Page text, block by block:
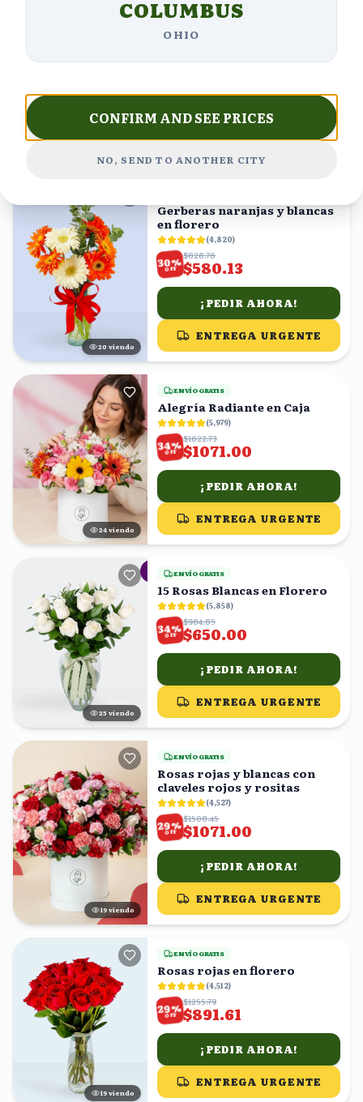
Arreglo de 12 Rosas Rojas en
19%
ENTREGA URGENTE
20 viendo
Gerberas naranjas y blancas
en florero
(4,820)
30%
OFF
$828.76
$580.13
¡PEDIR AHORA!
ENTREGA URGENTE
25 viendo
ENVÍO GRATIS
Alegría Radiante en Caja
(5,979)
34%
OFF
$1622.73
$1071.00
¡PEDIR AHORA!
ENTREGA URGENTE
25 viendo
ENVÍO GRATIS
15 Rosas Blancas en Florero
(5,858)
34%
OFF
$984.85
$650.00
¡PEDIR AHORA!
ENTREGA URGENTE
19 viendo
ENVÍO GRATIS
Rosas rojas y blancas con
claveles rojos y rositas
(4,527)
29%
OFF
$1508.45
$1071.00
¡PEDIR AHORA!
ENTREGA URGENTE
19 viendo
ENVÍO GRATIS
Rosas rojas en florero
(4,512)
29%
OFF
$1255.79
$891.61
¡PEDIR AHORA!
ENTREGA URGENTE
COLUMBUS
OHIO
CONFIRM AND SEE PRICES
NO, SEND TO ANOTHER CITY